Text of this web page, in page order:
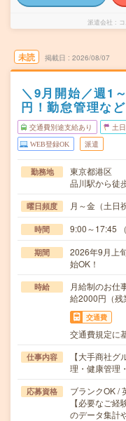
派遣会社
未読 掲載日 2026/08/07
＼9月開始／週1
円！勤怠管理な
交通費別途支給あり 土
WEB登録OK 派遣
勤務地
東京都港区
品川駅から徒
曜日頻度 月～金（土日
時間 9:00～17:45
期間
2026年9月上
始OK！
時給
月給制のお
給2000円（残
交通費
交通費規定に
仕事内容
【大手商社
理・健康管理
応募資格
ブランクOK /
【必要なご
のデータ集計